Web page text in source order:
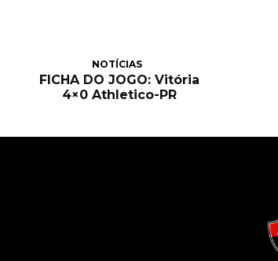
NOTÍCIAS
FICHA DO JOGO: Vitória
4×0 Athletico-PR